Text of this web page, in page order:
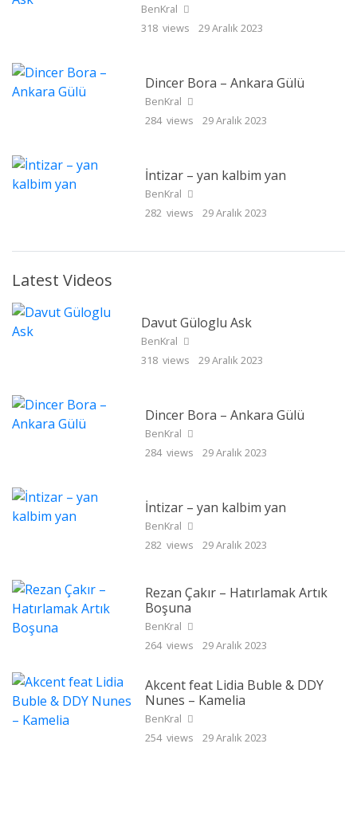
BenKral
318 views
29 Aralık 2023
Dincer Bora – Ankara Gülü
BenKral
284 views
29 Aralık 2023
İntizar – yan kalbim yan
BenKral
282 views
29 Aralık 2023
Latest Videos
Davut Güloglu Ask
BenKral
318 views
29 Aralık 2023
Dincer Bora – Ankara Gülü
BenKral
284 views
29 Aralık 2023
İntizar – yan kalbim yan
BenKral
282 views
29 Aralık 2023
Rezan Çakır – Hatırlamak Artık
Boşuna
BenKral
264 views
29 Aralık 2023
Akcent feat Lidia Buble & DDY
Nunes – Kamelia
BenKral
254 views
29 Aralık 2023